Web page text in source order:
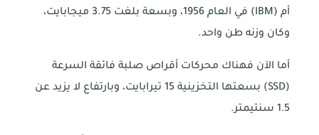
أم (IBM) في العام 1956، وبسعة بلغت 3.75 ميجابايت،
وكان وزنه طن واحد.
أما الآن فهناك محركات أقراص صلبة فائقة السرعة
(SSD) بسعتها التخزينية 15 تيرابايت، وبارتفاع لا يزيد عن
1.5 سنتيمتر.